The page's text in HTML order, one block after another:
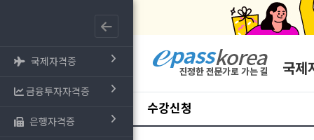
국제자격증
금융투자자격증
은행자격증
국제
수강신청